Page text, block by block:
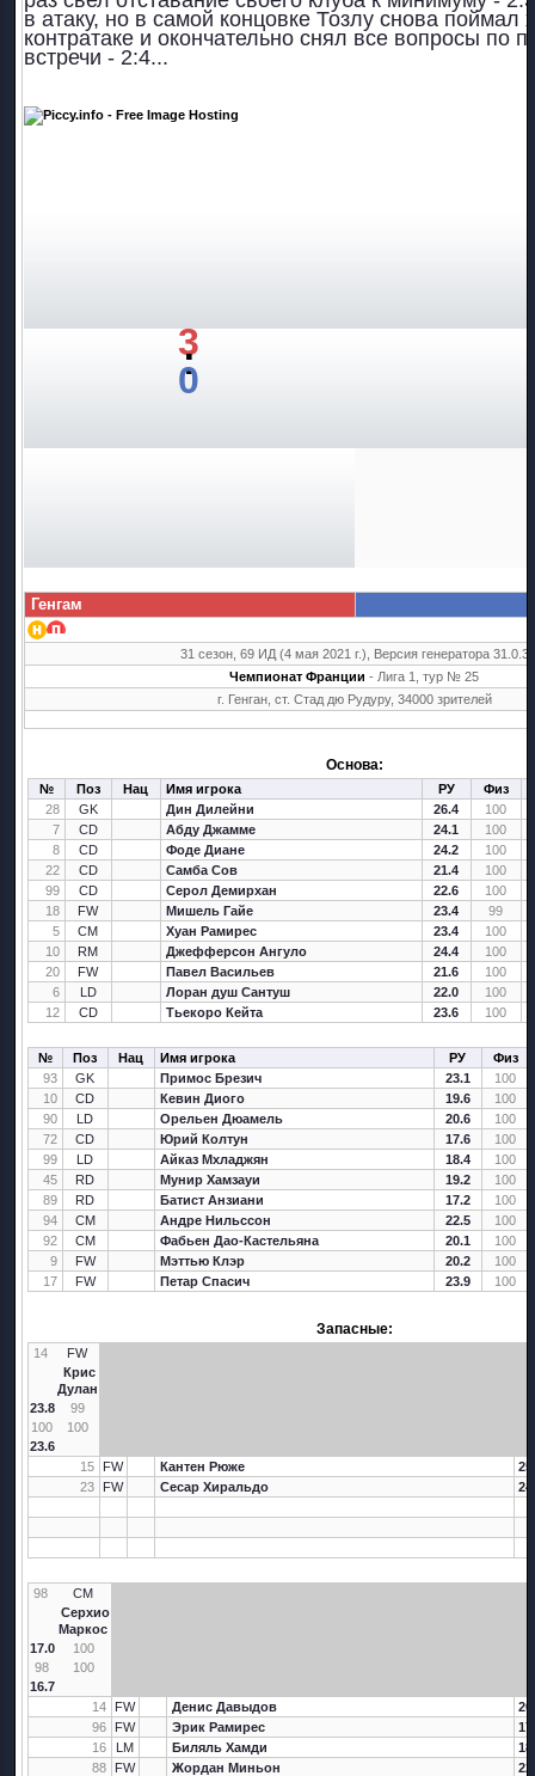
в атаку, но в самой концовке Тозлу снова поймал
контратаке и окончательно снял все вопросы по
встречи - 2:4...
3
:
0
Генгам
31 сезон, 69 ИД (4 мая 2021 г.), Версия генератора 31.0.3
Чемпионат Франции - Лига 1, тур № 25
г. Генган, ст. Стад дю Рудуру, 34000 зрителей
Основа:
№ Поз Нац Имя игрока РУ Физ
28
GK Дин Дилейни 26.4
100
7
CD Абду Джамме 24.1
100
8
CD Фоде Диане 24.2
100
22
CD Самба Сов 21.4
100
99
CD Серол Демирхан 22.6
100
18
FW Мишель Гайе 23.4
99
5
CM Хуан Рамирес 23.4
100
10
RM Джефферсон Ангуло 24.4
100
20
FW Павел Васильев 21.6
100
6
LD Лоран душ Сантуш 22.0
100
12
CD Тьекоро Кейта 23.6 100
№ Поз Нац Имя игрока РУ
Физ
93
GK Примос Брезич 23.1
100
10
CD Кевин Диого 19.6
100
90
LD Орельен Дюамель 20.6
100
72
CD Юрий Колтун 17.6
100
99
LD Айказ Мхладжян 18.4
100
45
RD Мунир Хамзауи 19.2
100
89
RD Батист Анзиани 17.2
100
94
CM Андре Нильссон 22.5
100
92
CM Фабьен Дао-Кастельяна 20.1
100
9
FW Мэттью Клэр 20.2
100
17
FW Петар Спасич 23.9 100
Запасные:
14
FW
Крис
Дулан
23.8
99
100
100
23.6
15
FW Кантен Рюже
23
FW Сесар Хиральдо
98
CM
Серхио
Маркос
17.0
100
98
100
16.7
14
FW Денис Давыдов
96
FW Эрик Рамирес
16
LM Биляль Хамди
88
FW Жордан Миньон